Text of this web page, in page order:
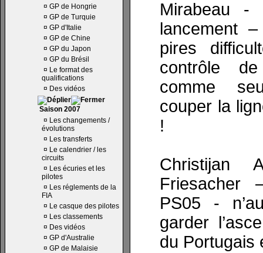
¤ GP de Hongrie
¤ GP de Turquie
¤ GP d'Italie
¤ GP de Chine
¤ GP du Japon
¤ GP du Brésil
¤ Le format des
qualifications
¤ Des vidéos
Saison 2007
¤ Les changements /
évolutions
¤ Les transferts
¤ Le calendrier / les
circuits
¤ Les écuries et les
pilotes
¤ Les réglements de la
FIA
¤ Le casque des pilotes
¤ Les classements
¤ Des vidéos
¤ GP d'Australie
¤ GP de Malaisie
Mirabeau
lancement
pires
contrôle
comme
couper la
!
Christijan
Friesacher
PS05 -
garder
du Portugais